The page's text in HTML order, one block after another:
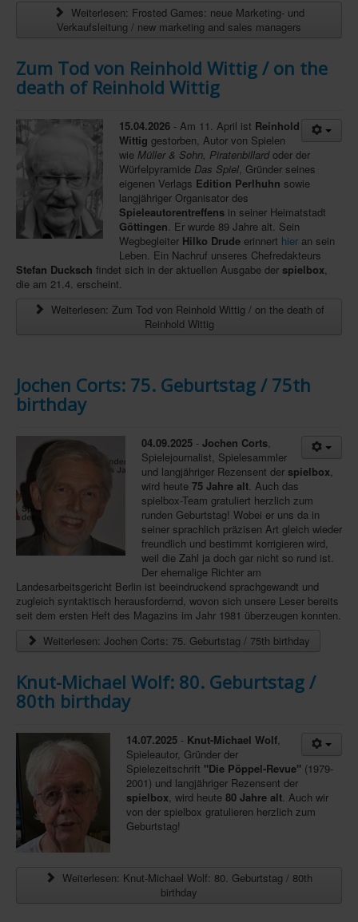
Premium login
Neuheiten-New Games
Köpfe-Heads
Preise-Awards
Branchen-/Wirtschaftsnews
Crowdfunding
Veranstaltungen-Events
In eigener Sache-On our own behalf
Archivierte Meldungen-News archive
Weiterlesen: Frosted Games: neue Marketing- und
Verkaufsleitung / new marketing and sales managers
Zum Tod von Reinhold Wittig / on the
death of Reinhold Wittig
15.04.2026 - Am 11. April ist Reinhold
Wittig gestorben, Autor von Spielen
wie Müller & Sohn, Piratenbillardoder der
Würfelpyramide Das Spiel, Gründer seines
eigenen Verlags Edition Perlhuhn sowie
langjähriger Organisator des
Spieleautorentreffens in seiner Heimatstadt
Göttingen. Er wurde 89 Jahre alt. Sein
Wegbegleiter Hilko Drude erinnert hier an sein
Leben. Ein Nachruf unseres Chefredakteurs
Stefan Ducksch findet sich in der aktuellen Ausgabe der spielbox,
die am 21.4. erscheint.
Weiterlesen: Zum Tod von Reinhold Wittig / on the death of
Reinhold Wittig
Jochen Corts: 75. Geburtstag / 75th
birthday
04.09.2025 - Jochen Corts,
Spielejournalist, Spielesammler
und langjähriger Rezensent der spielbox,
wird heute 75 Jahre alt. Auch das
spielbox-Team gratuliert herzlich zum
runden Geburtstag! Wobei er uns da in
seiner sprachlich präzisen Art gleich wieder
freundlich und bestimmt korrigieren wird,
weil die Zahl ja doch gar nicht so rund ist.
Der ehemalige Richter am
Landesarbeitsgericht Berlin ist beeindruckend sprachgewandt und
zugleich syntaktisch herausfordernd, wovon sich unsere Leser bereits
seit dem ersten Heft des Magazins im Jahr 1981 überzeugen konnten.
Weiterlesen: Jochen Corts: 75. Geburtstag / 75th birthday
Knut-Michael Wolf: 80. Geburtstag /
80th birthday
14.07.2025 - Knut-Michael Wolf,
Spieleautor, Gründer der
Spielezeitschrift "Die Pöppel-Revue" (1979-
2001) und langjähriger Rezensent der
spielbox, wird heute 80 Jahre alt. Auch wir
von der spielbox gratulieren herzlich zum
Geburtstag!
Weiterlesen: Knut-Michael Wolf: 80. Geburtstag / 80th
birthday